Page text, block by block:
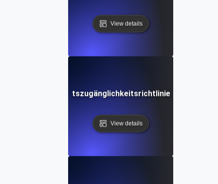
View details
Web-Inhaltszugänglichkeitsrichtlinien (WCAG)
View details